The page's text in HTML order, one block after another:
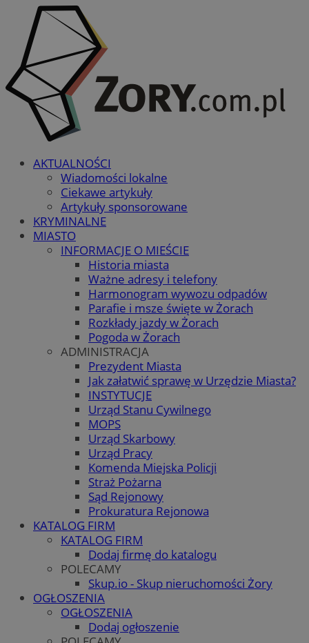
AKTUALNOŚCI
Wiadomości lokalne
Ciekawe artykuły
Artykuły sponsorowane
KRYMINALNE
MIASTO
INFORMACJE O MIEŚCIE
Historia miasta
Ważne adresy i telefony
Harmonogram wywozu odpadów
Parafie i msze święte w Żorach
Rozkłady jazdy w Żorach
Pogoda w Żorach
ADMINISTRACJA
Prezydent Miasta
Jak załatwić sprawę w Urzędzie Miasta?
INSTYTUCJE
Urząd Stanu Cywilnego
MOPS
Urząd Skarbowy
Urząd Pracy
Komenda Miejska Policji
Straż Pożarna
Sąd Rejonowy
Prokuratura Rejonowa
KATALOG FIRM
KATALOG FIRM
Dodaj firmę do katalogu
POLECAMY
Skup.io - Skup nieruchomości Żory
OGŁOSZENIA
OGŁOSZENIA
Dodaj ogłoszenie